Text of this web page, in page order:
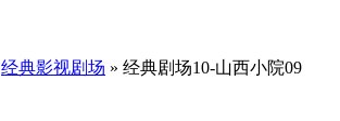
经典影视剧场 » 经典剧场10-山西小院09